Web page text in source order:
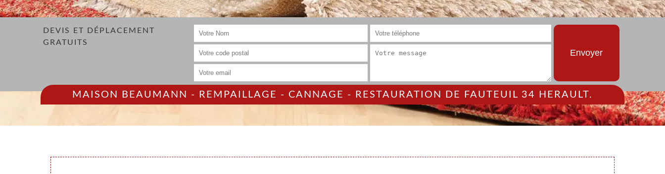
MAISON BEAUMANN - REMPAILLAGE - CANNAGE - RESTAURATION DE FAUTEUIL 34 HERAULT.
DEVIS ET DÉPLACEMENT
GRATUITS